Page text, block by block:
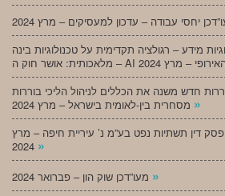
מידע – רגולציה תקדימית על טכנולוגיות בינה
חדש משנה את הכללים לניהול הליכי בוררות
»
פסק דין תשתיות נפט בע”מ נ’ עיריית חיפה – מרץ
»
»